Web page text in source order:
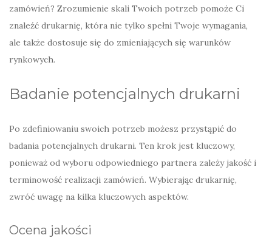
zamówień? Zrozumienie skali Twoich potrzeb pomoże Ci
znaleźć drukarnię, która nie tylko spełni Twoje wymagania,
ale także dostosuje się do zmieniających się warunków
rynkowych.
Badanie potencjalnych drukarni
Po zdefiniowaniu swoich potrzeb możesz przystąpić do
badania potencjalnych drukarni. Ten krok jest kluczowy,
ponieważ od wyboru odpowiedniego partnera zależy jakość i
terminowość realizacji zamówień. Wybierając drukarnię,
zwróć uwagę na kilka kluczowych aspektów.
Ocena jakości